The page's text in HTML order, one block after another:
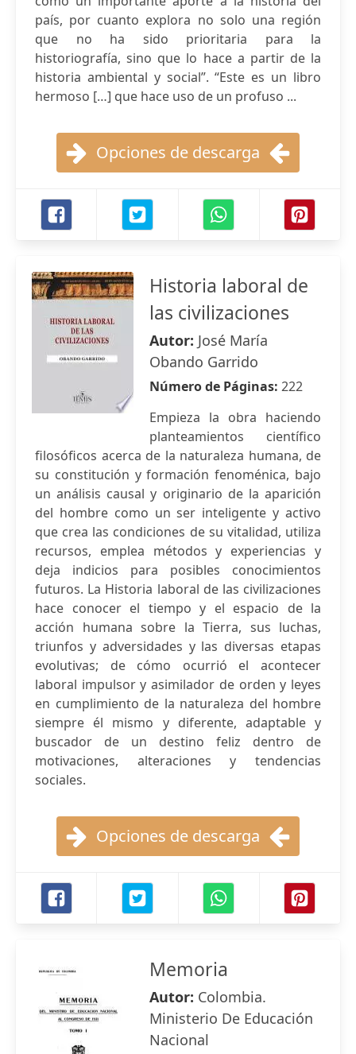
país, por cuanto explora no solo una región
que no ha sido prioritaria para la
historiografía, sino que lo hace a partir de la
historia ambiental y social”. “Este es un libro
hermoso […] que hace uso de un profuso ...
Opciones de descarga
Historia laboral de
las civilizaciones
Autor: José María
Obando Garrido
Número de Páginas: 222
Empieza la obra haciendo
planteamientos científico
filosóficos acerca de la naturaleza humana, de
su constitución y formación fenoménica, bajo
un análisis causal y originario de la aparición
del hombre como un ser inteligente y activo
que crea las condiciones de su vitalidad, utiliza
recursos, emplea métodos y experiencias y
deja indicios para posibles conocimientos
futuros. La Historia laboral de las civilizaciones
hace conocer el tiempo y el espacio de la
acción humana sobre la Tierra, sus luchas,
triunfos y adversidades y las diversas etapas
evolutivas; de cómo ocurrió el acontecer
laboral impulsor y asimilador de orden y leyes
en cumplimiento de la naturaleza del hombre
siempre él mismo y diferente, adaptable y
buscador de un destino feliz dentro de
motivaciones, alteraciones y tendencias
sociales.
Opciones de descarga
Memoria
Autor: Colombia.
Ministerio De Educación
Nacional